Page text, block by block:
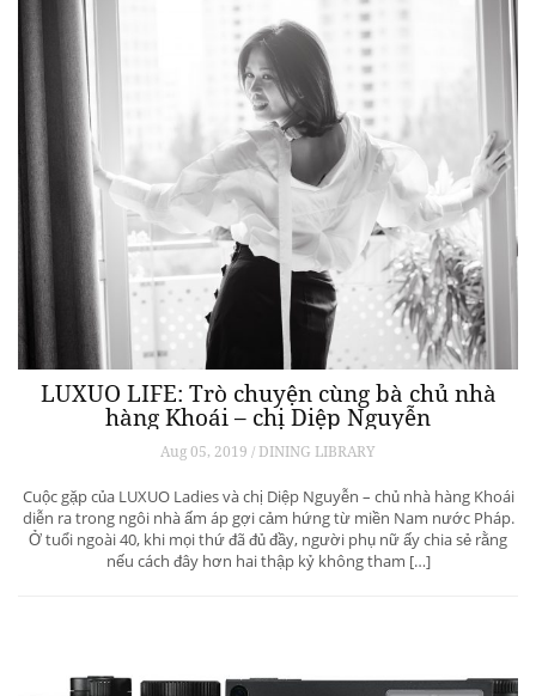
LUXUO LIFE: Trò chuyện cùng bà chủ nhà
hàng Khoái – chị Diệp Nguyễn
Aug 05, 2019 / DINING LIBRARY
Cuộc gặp của LUXUO Ladies và chị Diệp Nguyễn – chủ nhà hàng Khoái
diễn ra trong ngôi nhà ấm áp gợi cảm hứng từ miền Nam nước Pháp.
Ở tuổi ngoài 40, khi mọi thứ đã đủ đầy, người phụ nữ ấy chia sẻ rằng
nếu cách đây hơn hai thập kỷ không tham […]